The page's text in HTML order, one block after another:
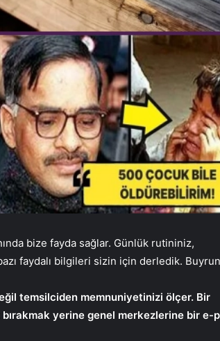
bize fayda sağlar. Günlük rutininiz,
faydalı bilgileri sizin için derledik.
temsilciden memnuniyetinizi ölçer. Bir
yerine genel merkezlerine bir e-